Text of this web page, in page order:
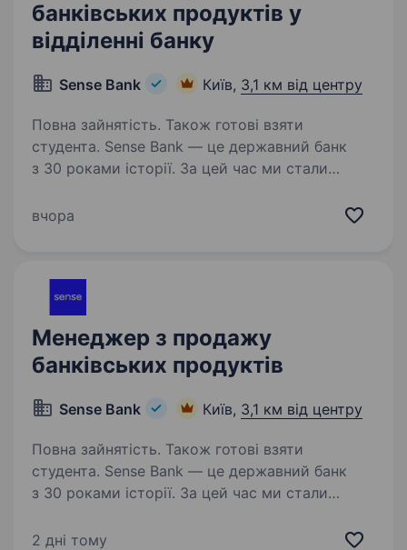
банківських продуктів у
відділенні банку
Sense Bank Київ, 3,1 км від центру
Повна зайнятість. Також готові взяти
студента. Sense Bank — це державний банк
з 30 роками історії. За цей час ми стали
з 4000 людей, де кожен присвячений місії —
вчора
Менеджер з продажу
банківських продуктів
Sense Bank Київ, 3,1 км від центру
Повна зайнятість. Також готові взяти
студента. Sense Bank — це державний банк
з 30 роками історії. За цей час ми стали
з 4000 людей, де кожен присвячений місії —
2 дні тому